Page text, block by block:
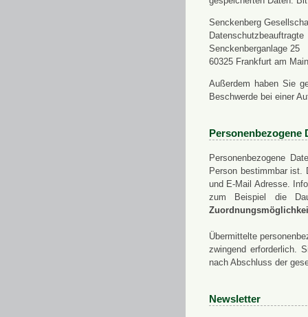
Senckenberg
Datenschutzbeauftragte
Senckenberganlage 25
60325 Frankfurt am Main
Außerdem haben Sie
Beschwerde bei einer
Personenbezogene
Personenbezogene
Person bestimmbar ist.
und E-Mail Adresse.
zum Beispiel die
Übermittelte
zwingend erforderlich.
nach Abschluss der
Newsletter